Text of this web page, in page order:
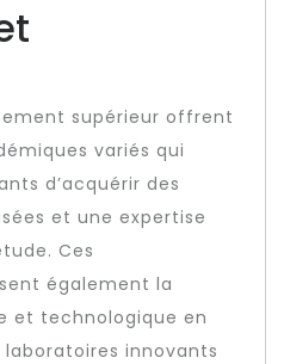
supérieur offrent
variés qui
d’acquérir des
et une expertise
Ces
également la
et technologique en
innovants